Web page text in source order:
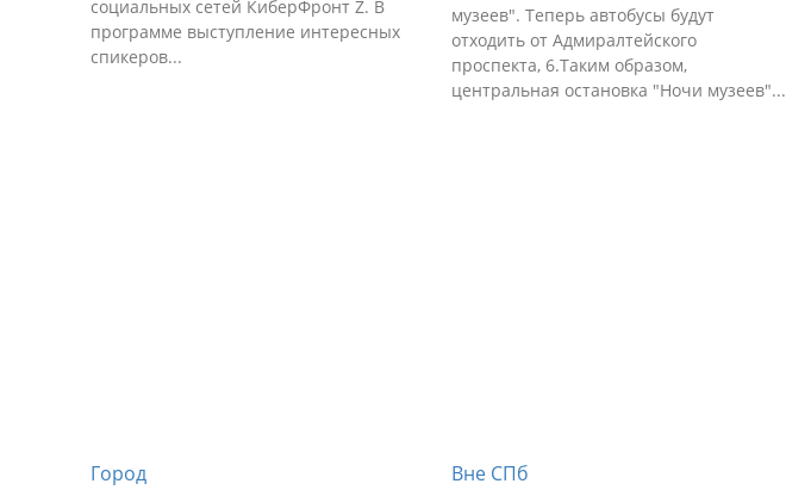
социальных сетей КиберФронт Z. В
программе выступление интересных
спикеров...
музеев". Теперь автобусы будут
отходить от Адмиралтейского
проспекта, 6.Таким образом,
центральная остановка "Ночи музеев"...
Город Вне СПб